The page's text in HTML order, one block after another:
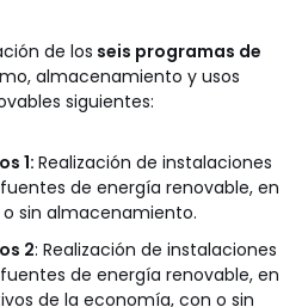
de los seis programas de
almacenamiento y usos
siguientes:
1: Realización de instalaciones
de energía renovable, en
sin almacenamiento.
2: Realización de instalaciones
de energía renovable, en
de la economía, con o sin